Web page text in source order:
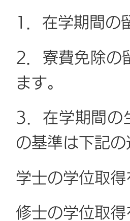
1．在学期間の
2．寮費免除の
ます。
3．在学期間の
の基準は下記の
学士の学位取
修士の学位取